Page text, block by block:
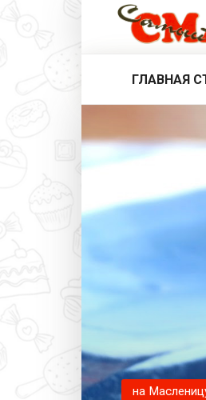
ГЛАВНАЯ
на